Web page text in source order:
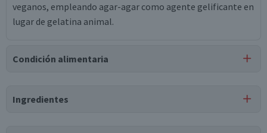
veganos, empleando agar-agar como agente gelificante en
lugar de gelatina animal.
Condición alimentaria
Ingredientes